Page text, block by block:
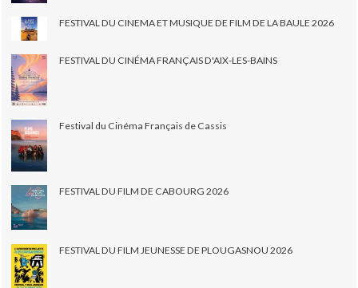
FESTIVAL DU CINEMA ET MUSIQUE DE FILM DE LA BAULE 2026
FESTIVAL DU CINÉMA FRANÇAIS D'AIX-LES-BAINS
Festival du Cinéma Français de Cassis
FESTIVAL DU FILM DE CABOURG 2026
FESTIVAL DU FILM JEUNESSE DE PLOUGASNOU 2026